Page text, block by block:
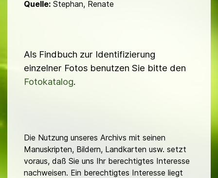
Quelle: Stephan, Renate
Als Findbuch zur Identifizierung
einzelner Fotos benutzen Sie bitte den
Fotokatalog.
Die Nutzung unseres Archivs mit seinen
Manuskripten, Bildern, Landkarten usw. setzt
voraus, daß Sie uns Ihr berechtigtes Interesse
nachweisen. Ein berechtigtes Interesse liegt